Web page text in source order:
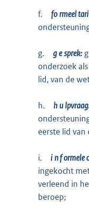
f. fo rmeel
g. gesprek:
onderzoek
lid, van de
h. h u
eerste lid van
i. informele
ingekocht
verleend in
beroep;